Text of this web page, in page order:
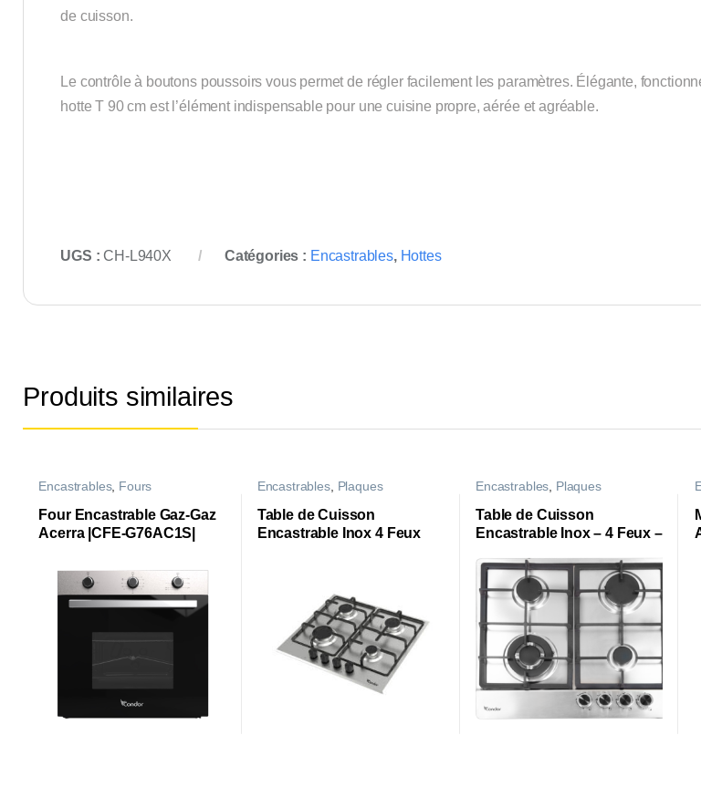
de cuisson.
Le contrôle à boutons poussoirs vous permet de régler facilement les paramètres. Élégante,
hotte T 90 cm est l’élément indispensable pour une cuisine propre, aérée et agréable.
UGS :CH-L940X Catégories : Encastrables, Hottes
Produits similaires
Encastrables, Fours
Four Encastrable Gaz-Gaz
Acerra |CFE-G76AC1S|
Encastrables, Plaques
Table de Cuisson
Encastrable Inox 4 Feux
Encastrables Plaques
Table de Cuisson
Encastrable Inox – 4 Feux –
|CTE64WAS1X